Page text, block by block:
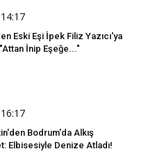
Eski Eşi İpek Filiz Yazıcı'ya
İnip Eşeğe..."
Bodrum'da Alkış
Elbisesiyle Denize Atladı!